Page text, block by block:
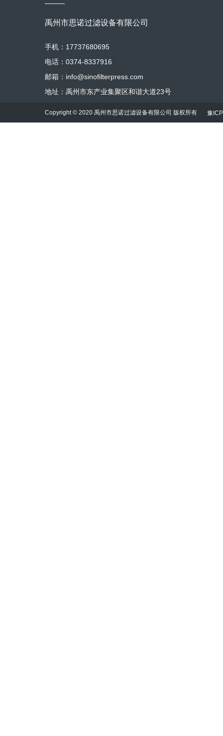
禹州市思诺过滤设备有限公司
手机：17737680695
电话：0374-8337916
邮箱：info@sinofilterpress.com
地址：禹州市东产业集聚区和谐大道23号
Copyright © 2020 禹州市思诺过滤设备有限公司 版权所有 豫